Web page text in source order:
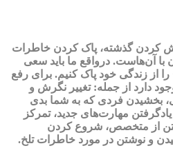
کردن گذشته، پاک کردن خاطرات
با آن‌هاست. درواقع ما باید سعی
از زندگی‌ خود پاک کنیم. برای رفع
دارد از جمله: تغییر نگرش و
بخشیدن فردی که به شما بدی
مهارت‌های جدید، تمرکز
از متخصص، شروع کردن
و نوشتن در مورد خاطرات تلخ.